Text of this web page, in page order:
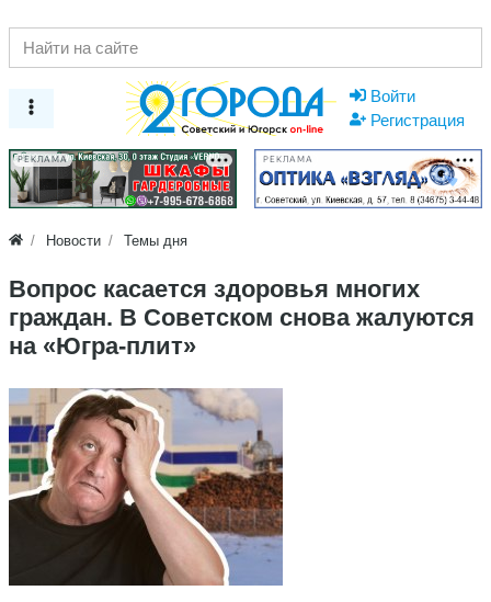
Войти
Регистрация
РЕКЛАМА РЕКЛАМА
Новости Темы дня
Вопрос касается здоровья многих
граждан. В Советском снова жалуются
на «Югра-плит»